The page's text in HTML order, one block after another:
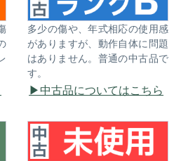
多少の傷や、年式相応の使用感
がありますが、動作自体に問題
はありません。普通の中古品で
す。
中古品についてはこちら